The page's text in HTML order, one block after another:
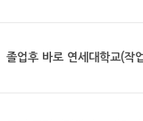
졸업후 바로 연세대학교(작